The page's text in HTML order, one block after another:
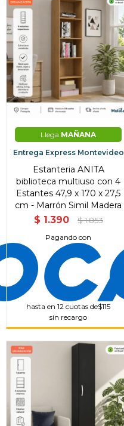
Llega MAÑANA
Entrega Express Montevideo
Estanteria ANITA
biblioteca multiuso con 4
Estantes 47,9 x 170 x 27,5
cm - Marrón Simil Madera
$ 1.390 $ 1.853
Pagando con
hasta en 12 cuotas de$115
sin recargo